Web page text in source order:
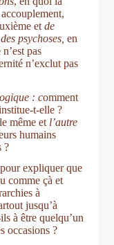
etde
psychoses, en
pas
n’exclut pas
: comment
t-elle ?
même et l’autre
humains
?
expliquer que
comme çà et
à
jusqu’à
à être quelqu’un
occasions ?